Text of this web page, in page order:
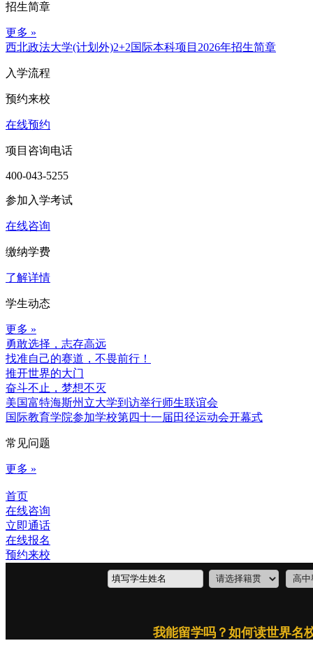
招生简章
更多 »
西北政法大学(计划外)2+2国际本科项目2026年招生简章
入学流程
预约来校
在线预约
项目咨询电话
400-043-5255
参加入学考试
在线咨询
缴纳学费
了解详情
学生动态
更多 »
勇敢选择，志存高远
找准自己的赛道，不畏前行！
推开世界的大门
奋斗不止，梦想不灭
美国富特海斯州立大学到访举行师生联谊会
国际教育学院参加学校第四十一届田径运动会开幕式
常见问题
更多 »
首页
在线咨询
立即通话
在线报名
预约来校